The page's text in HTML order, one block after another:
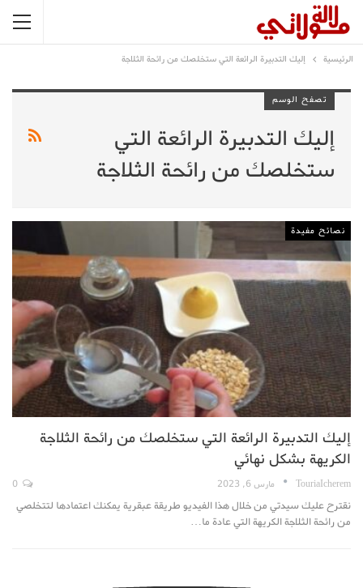
الرئيسية إليك التدبيرة الرائعة التي ستخلصك من رائحة الثلاجة
تصفح الوسم
إليك التدبيرة الرائعة التي
ستخلصك من رائحة الثلاجة
نصائح مفيدة
إليك التدبيرة الرائعة التي ستخلصك من رائحة الثلاجة
الكريهة بشكل نهائي
TouriaIcherem مارس 6, 2023
نقترح عليك سيدتي من خلال هذا الفيديو طريقة عبقرية يمكنك اعتمادها لتتخلصي
من رائحة الثلاجة الكريهة التي عادة ما…